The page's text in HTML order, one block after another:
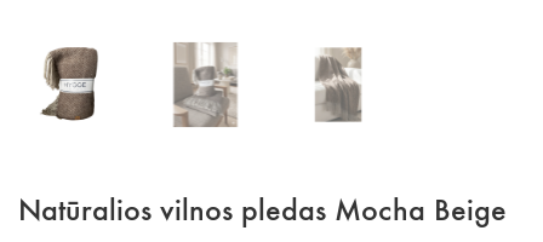
Natūralios vilnos pledas Mocha Beige